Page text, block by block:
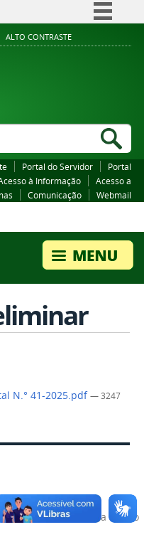
Simplifique!
Legislação
ALTO CONTRASTE
Portal do Servidor
Portal
à Informação
Acesso a
Comunicação Webmail
N.° 41-2025.pdf — 3247
Voltar para o topo